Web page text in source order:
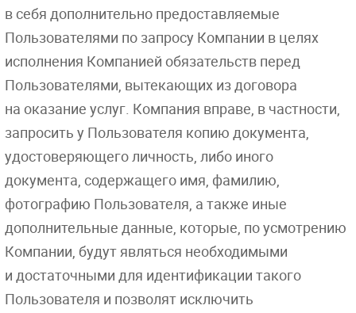
в себя дополнительно предоставляемые
Пользователями по запросу Компании в целях
исполнения Компанией обязательств перед
Пользователями, вытекающих из договора
на оказание услуг. Компания вправе, в частности,
запросить у Пользователя копию документа,
удостоверяющего личность, либо иного
документа, содержащего имя, фамилию,
фотографию Пользователя, а также иные
дополнительные данные, которые, по усмотрению
Компании, будут являться необходимыми
и достаточными для идентификации такого
Пользователя и позволят исключить